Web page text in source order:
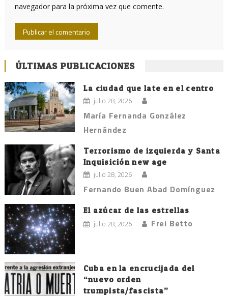
navegador para la próxima vez que comente.
ÚLTIMAS PUBLICACIONES
La ciudad que late en el centro
julio 28, 2026
María Fernanda González
Hernández
Terrorismo de izquierda y Santa
Inquisición new age
julio 28, 2026
Fernando Buen Abad Domínguez
El azúcar de las estrellas
julio 28, 2026 Frei Betto
Cuba en la encrucijada del
“nuevo orden
trumpista/fascista”